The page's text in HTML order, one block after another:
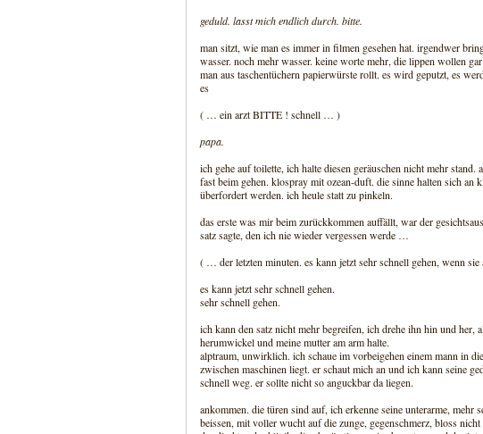
geduld. lasst mich endlich durch. bitte.
man sitzt, wie man es immer in filmen gesehen hat. irgendwer
wasser. noch mehr wasser. keine worte mehr, die lippen wollen
man aus taschentüchern papierwürste rollt. es wird geputzt, es
es
( … ein arzt BITTE ! schnell … )
papa.
ich gehe auf toilette, ich halte diesen geräuschen nicht mehr
fast beim gehen. klospray mit ozean-duft. die sinne halten sich an
überfordert werden. ich heule statt zu pinkeln.
das erste was mir beim zurückkommen auffällt, war der
satz sagte, den ich nie wieder vergessen werde …
( … der letzten minuten. es kann jetzt sehr schnell gehen, wenn
es kann jetzt sehr schnell gehen.
sehr schnell gehen.
ich kann den satz nicht mehr begreifen, ich drehe ihn hin und her,
herumwickel und meine mutter am arm halte.
alptraum, unwirklich. ich schaue im vorbeigehen einem mann in
zwischen maschinen liegt. er schaut mich an und ich kann seine
schnell weg. er sollte nicht so anguckbar da liegen.
ankommen. die türen sind auf, ich erkenne seine unterarme, mehr
beissen, mit voller wucht auf die zunge, gegenschmerz, bloss